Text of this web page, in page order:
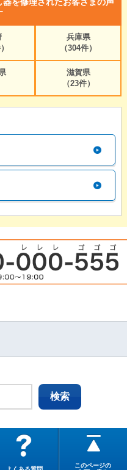
兵庫県
（304件）
滋賀県
（23件）
このページの